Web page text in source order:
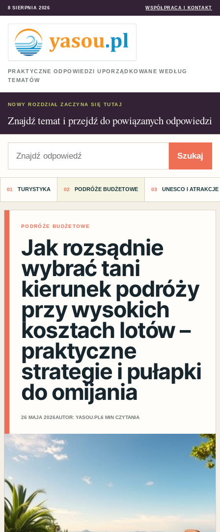
8 SIERPNIA 2026 WSPÓŁPRACA I KONTAKT
PRAKTYCZNE ODPOWIEDZI UPORZĄDKOWANE WEDŁUG
TEMATÓW
NOWY ROZDZIAŁ ZACZYNA SIĘ TUTAJ
Znajdź temat i przejdź do powiązanych odpowiedzi
Szukaj
TURYSTYKA PODRÓŻE BUDŻETOWE UNESCO I
PODRÓŻE BUDŻETOWE
Jak rozsądnie
wybrać tani
kierunek podróży
przy wysokich
kosztach lotów –
praktyczne
strategie i pułapki
do omijania
26 MAJA 2026AUTOR: YASOU.PL 6 MIN CZYTANIA